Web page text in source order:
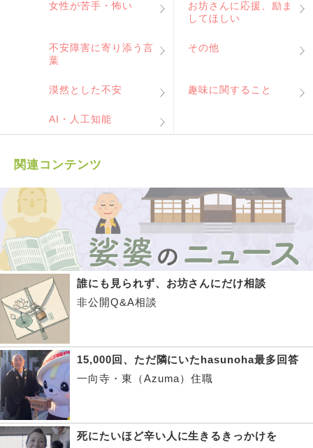
女性が苦手・怖い
お坊さんに応援、励ま
してほしい
不安障害に寄り添う言
葉
その他
漠然とした不安 趣味に関すること
AI・人工知能
関連コンテンツ
誰にも見られず、お坊さんにだけ相談
非公開Q&A相談
15,000回、ただ隣にいたhasunoha最多回答
一向寺・東（Azuma）住職
死にたいほど辛い人に生きるきっかけを